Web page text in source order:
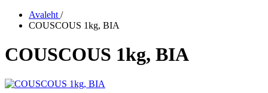
Avaleht /
COUSCOUS 1kg, BIA
COUSCOUS 1kg, BIA